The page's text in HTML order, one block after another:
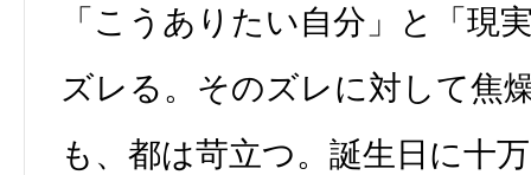
「こうありたい自分」と「現
ズレる。そのズレに対して焦
も、都は苛立つ。誕生日に十